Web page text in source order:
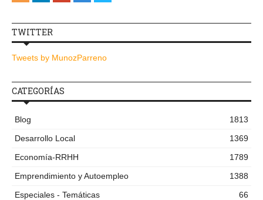
TWITTER
Tweets by MunozParreno
CATEGORÍAS
Blog
1813
Desarrollo Local
1369
Economía-RRHH
1789
Emprendimiento y Autoempleo
1388
Especiales - Temáticas
66